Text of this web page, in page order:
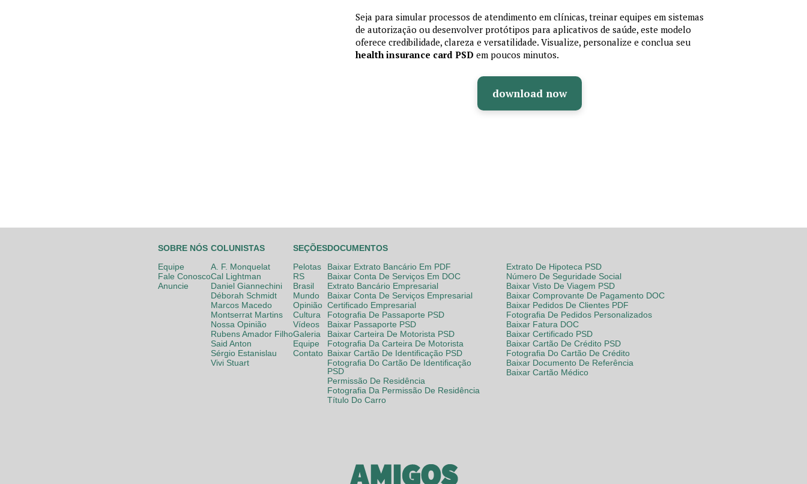
Seja para simular processos de atendimento em clínicas, treinar equipes em sistemas
de autorização ou desenvolver protótipos para aplicativos de saúde, este modelo
oferece credibilidade, clareza e versatilidade. Visualize, personalize e conclua seu
health insurance card PSD em poucos minutos.
download now
SOBRE NÓS
Equipe
Fale Conosco
Anuncie
COLUNISTAS
A. F. Monquelat
Cal Lightman
Daniel Giannechini
Déborah Schmidt
Marcos Macedo
Montserrat Martins
Nossa Opinião
Rubens Amador Filho
Said Anton
Sérgio Estanislau
Vivi Stuart
SEÇÕES
Pelotas
RS
Brasil
Mundo
Opinião
Cultura
Vídeos
Galeria
Equipe
Contato
DOCUMENTOS
Baixar Extrato Bancário Em PDF
Baixar Conta De Serviços Em DOC
Extrato Bancário Empresarial
Baixar Conta De Serviços Empresarial
Certificado Empresarial
Fotografia De Passaporte PSD
Baixar Passaporte PSD
Baixar Carteira De Motorista PSD
Fotografia Da Carteira De Motorista
Baixar Cartão De Identificação PSD
Fotografia Do Cartão De Identificação
PSD
Permissão De Residência
Fotografia Da Permissão De Residência
Título Do Carro
Extrato De Hipoteca PSD
Número De Seguridade Social
Baixar Visto De Viagem PSD
Baixar Comprovante De Pagamento DOC
Baixar Pedidos De Clientes PDF
Fotografia De Pedidos Personalizados
Baixar Fatura DOC
Baixar Certificado PSD
Baixar Cartão De Crédito PSD
Fotografia Do Cartão De Crédito
Baixar Documento De Referência
Baixar Cartão Médico